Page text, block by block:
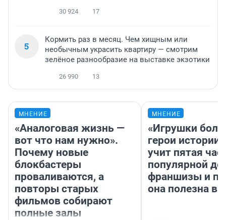
30 924 17
5
Кормить раз в месяц. Чем хищным или
необычным украсить квартиру — смотрим
зелёное разнообразие на выставке экзотики
26 990 13
МНЕНИЕ
«Аналоговая жизнь —
вот что нам нужно».
Почему новые
блокбастеры
проваливаются, а
повторы старых
фильмов собирают
полные залы
МНЕНИЕ
«Игрушки
герои
учит пятая
популярной
франшизы и
она полезна